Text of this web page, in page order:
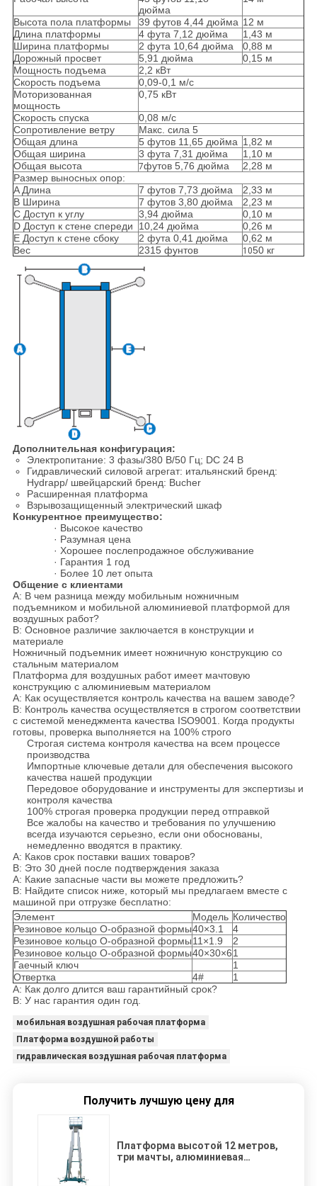
дюйма
Высота пола платформы 39 футов 4,44 дюйма 12 м
Длина платформы
4 фута 7,12 дюйма
1,43 м
Ширина платформы
2 фута 10,64 дюйма
0,88 м
Дорожный просвет
5,91 дюйма
0,15 м
Мощность подъема
2,2 кВт
Скорость подъема
0,09-0,1 м/с
Моторизованная
мощность
0,75 кВт
Скорость спуска
0,08 м/с
Сопротивление ветру
Макс. сила 5
Общая длина
5 футов 11,65 дюйма 1,82 м
Общая ширина
3 фута 7,31 дюйма
1,10 м
Общая высота
7футов 5,76 дюйма
2,28 м
Размер выносных опор:
A Длина
7 футов 7,73 дюйма
2,33 м
B Ширина
7 футов 3,80 дюйма
2,23 м
C Доступ к углу
3,94 дюйма
0,10 м
D Доступ к стене спереди
10,24 дюйма
0,26 м
E Доступ к стене сбоку
2 фута 0,41 дюйма
0,62 м
Вес
2315 фунтов 1050 кг
Дополнительная конфигурация:
Электропитание: 3 фазы/380 В/50 Гц; DC 24 В
Гидравлический силовой агрегат: итальянский бренд:
Hydrapp/ швейцарский бренд: Bucher
Расширенная платформа
Взрывозащищенный электрический шкаф
Конкурентное преимущество:
· Высокое качество
· Разумная цена
· Хорошее послепродажное обслуживание
· Гарантия 1 год
· Более 10 лет опыта
Общение с клиентами
A: В чем разница между мобильным ножничным
подъемником и мобильной алюминиевой платформой для
воздушных работ?
B: Основное различие заключается в конструкции и
материале
Ножничный подъемник имеет ножничную конструкцию со
стальным материалом
Платформа для воздушных работ имеет мачтовую
конструкцию с алюминиевым материалом
A: Как осуществляется контроль качества на вашем заводе?
B: Контроль качества осуществляется в строгом соответствии
с системой менеджмента качества ISO9001. Когда продукты
готовы, проверка выполняется на 100% строго
Строгая система контроля качества на всем процессе
производства
Импортные ключевые детали для обеспечения высокого
качества нашей продукции
Передовое оборудование и инструменты для экспертизы и
контроля качества
100% строгая проверка продукции перед отправкой
Все жалобы на качество и требования по улучшению
всегда изучаются серьезно, если они обоснованы,
немедленно вводятся в практику.
A: Каков срок поставки ваших товаров?
B: Это 30 дней после подтверждения заказа
A: Какие запасные части вы можете предложить?
B: Найдите список ниже, который мы предлагаем вместе с
машиной при отгрузке бесплатно:
Элемент
Модель Количество
Резиновое кольцо O-образной формы40×3.1
4
Резиновое кольцо O-образной формы11×1.9
2
Резиновое кольцо O-образной формы40×30×61
Гаечный ключ
1
Отвертка
4#
1
A: Как долго длится ваш гарантийный срок?
B: У нас гарантия один год.
мобильная воздушная рабочая платформа
Платформа воздушной работы
гидравлическая воздушная рабочая платформа
Получить лучшую цену для
Платформа высотой 12 метров,
три мачты, алюминиевая